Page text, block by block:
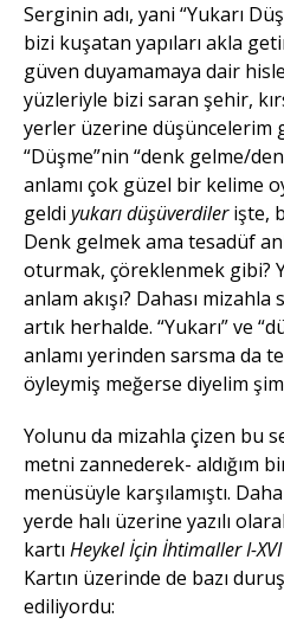
Serginin adı, yani “Yukarı
bizi kuşatan yapıları akla
güven duyamamaya dair
yüzleriyle bizi saran şehir,
yerler üzerine düşüncelerim
“Düşme”nin “denk gelme/
anlamı çok güzel bir kelime
geldi yukarı düşüverdilerişte,
Denk gelmek ama tesadüf
oturmak, çöreklenmek gibi?
anlam akışı? Dahası
artık herhalde. “Yukarı” ve
anlamı yerinden sarsma da
öyleymiş meğerse diyelim
Yolunu da mizahla çizen bu
metni zannederek- aldığım
menüsüyle karşılamıştı.
yerde halı üzerine yazılı
kartı Heykel İçin İhtimaller I-XVI
Kartın üzerinde de bazı
ediliyordu: